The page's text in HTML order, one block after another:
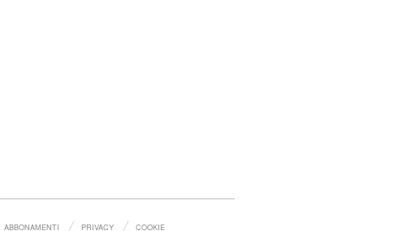
ABBONAMENTI PRIVACY COOKIE